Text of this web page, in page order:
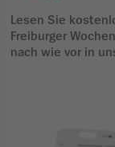
Lesen Sie
Freiburger
nach wie vor in